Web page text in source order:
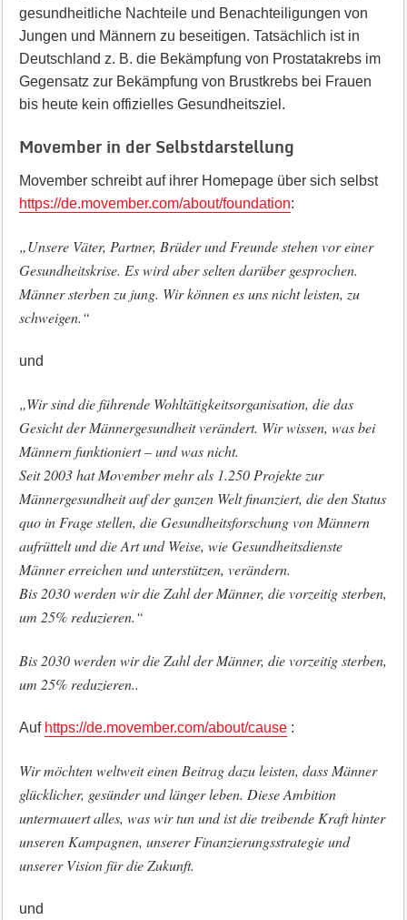
gesundheitliche Nachteile und Benachteiligungen von
Jungen und Männern zu beseitigen. Tatsächlich ist in
Deutschland z. B. die Bekämpfung von Prostatakrebs im
Gegensatz zur Bekämpfung von Brustkrebs bei Frauen
bis heute kein offizielles Gesundheitsziel.
Movember in der Selbstdarstellung
Movember schreibt auf ihrer Homepage über sich selbst
https://de.movember.com/about/foundation:
„Unsere Väter, Partner, Brüder und Freunde stehen vor einer
Gesundheitskrise. Es wird aber selten darüber gesprochen.
Männer sterben zu jung. Wir können es uns nicht leisten, zu
schweigen.“
und
„Wir sind die führende Wohltätigkeitsorganisation, die das
Gesicht der Männergesundheit verändert. Wir wissen, was bei
Männern funktioniert – und was nicht.
Seit 2003 hat Movember mehr als 1.250 Projekte zur
Männergesundheit auf der ganzen Welt finanziert, die den Status
quo in Frage stellen, die Gesundheitsforschung von Männern
aufrüttelt und die Art und Weise, wie Gesundheitsdienste
Männer erreichen und unterstützen, verändern.
Bis 2030 werden wir die Zahl der Männer, die vorzeitig sterben,
um 25% reduzieren.“
Bis 2030 werden wir die Zahl der Männer, die vorzeitig sterben,
um 25% reduzieren..
Auf https://de.movember.com/about/cause:
Wir möchten weltweit einen Beitrag dazu leisten, dass Männer
glücklicher, gesünder und länger leben. Diese Ambition
untermauert alles, was wir tun und ist die treibende Kraft hinter
unseren Kampagnen, unserer Finanzierungsstrategie und
unserer Vision für die Zukunft.
und